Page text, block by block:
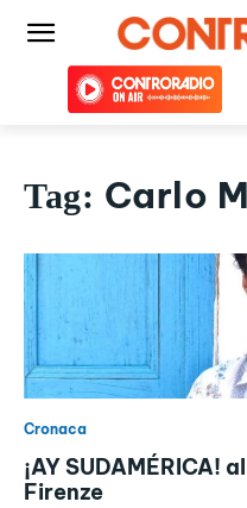
Tag: Carlo
Cronaca
¡AY SUDAMÉRICA!
Firenze